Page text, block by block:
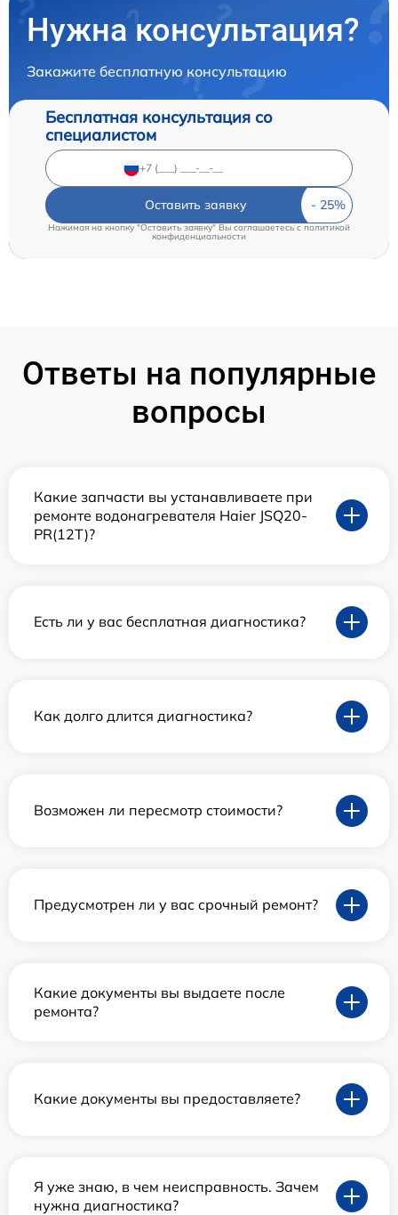
Нужна консультация?
Закажите бесплатную консультацию
Бесплатная консультация со
специалистом
Оставить заявку
Нажимая на кнопку "Оставить заявку" Вы соглашаетесь cполитикой
конфиденциальности
Ответы на популярные
вопросы
Какие запчасти вы устанавливаете при
ремонте водонагревателя Haier JSQ20-
PR(12T)?
Есть ли у вас бесплатная диагностика?
Как долго длится диагностика?
Возможен ли пересмотр стоимости?
Предусмотрен ли у вас срочный ремонт?
Какие документы вы выдаете после
ремонта?
Какие документы вы предоставляете?
Я уже знаю, в чем неисправность. Зачем
нужна диагностика?